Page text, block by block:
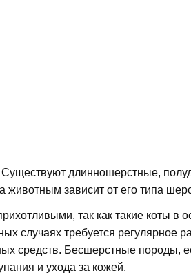
Существуют длинношерстные,
зависит от его типа
так как такие коты в
случаях требуется регулярное
средств. Бесшерстные породы,
и ухода за кожей.